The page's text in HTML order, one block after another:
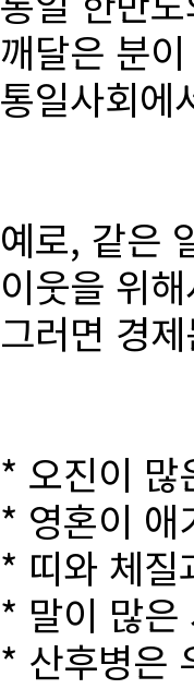
깨달은 분
통일사회에
예로, 같은
이웃을 위
그러면 경
* 오진이 많
* 영혼이 애
* 띠와 체질
* 말이 많은
* 산후병은